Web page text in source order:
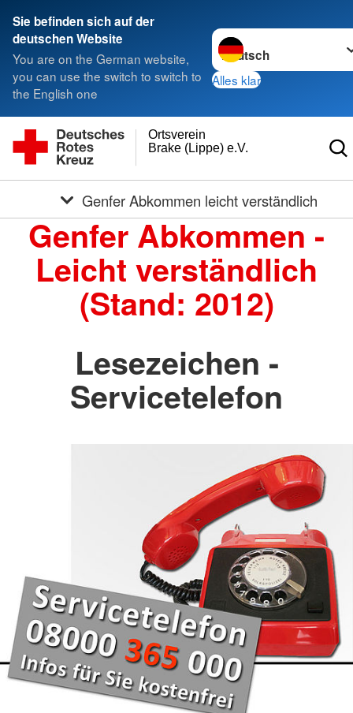
Sie befinden sich auf der
deutschen Website
You are on the German website,
you can use the switch to switch to
the English one
Sprache wechseln zu
Alles klar
Brake (Lippe) e.V.
Ortsverein
Genfer Abkommen leicht verständlich
Genfer Abkommen -
Leicht verständlich
(Stand: 2012)
Lesezeichen -
Servicetelefon